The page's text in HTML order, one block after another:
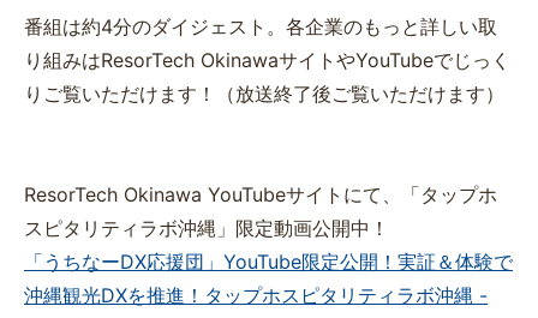
番組は約4分のダイジェスト。各企業のもっと詳しい取
り組みはResorTech OkinawaサイトやYouTubeでじっく
りご覧いただけます！（放送終了後ご覧いただけます）
ResorTech Okinawa YouTubeサイトにて、「タップホ
スピタリティラボ沖縄」限定動画公開中！
「うちなーDX応援団」YouTube限定公開！実証＆体験で
沖縄観光DXを推進！タップホスピタリティラボ沖縄 -